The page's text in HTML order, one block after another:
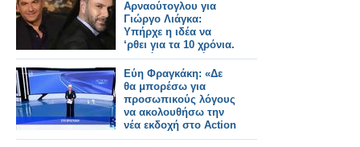
Αρναούτογλου για
Γιώργο Λιάγκα:
Υπήρχε η ιδέα να
‘ρθει για τα 10 χρόνια.
Για κάποιους λόγους
τώρα δεν θα ‘ρθει....
Εύη Φραγκάκη: «Δε
θα μπορέσω για
προσωπικούς λόγους
να ακολουθήσω την
νέα εκδοχή στο Action
24